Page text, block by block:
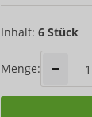
Inhalt:6 Stück
Menge: